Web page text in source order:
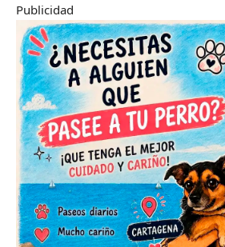
Publicidad